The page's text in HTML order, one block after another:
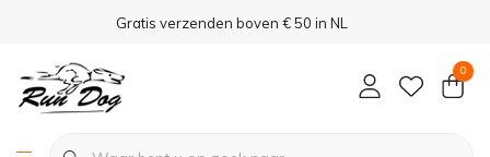
Gratis verzenden boven € 50 in NL
0